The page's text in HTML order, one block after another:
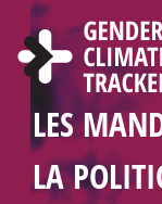
Aller au contenu
GENDER
Á
TRACKER
CENTRE
LES
LA
PROFILES